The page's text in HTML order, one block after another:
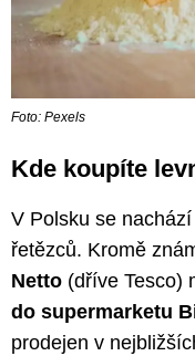
Foto: Pexels
Kde koupíte
V Polsku se
řetězců. Kromě
Netto (dříve Tesco)
do supermarketu
prodejen v